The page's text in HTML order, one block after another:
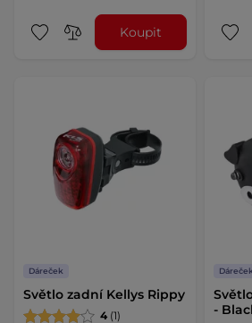
Koupit
Dáreček
Světlo zadní Kellys Rippy
4 (1)
Dáreček
-